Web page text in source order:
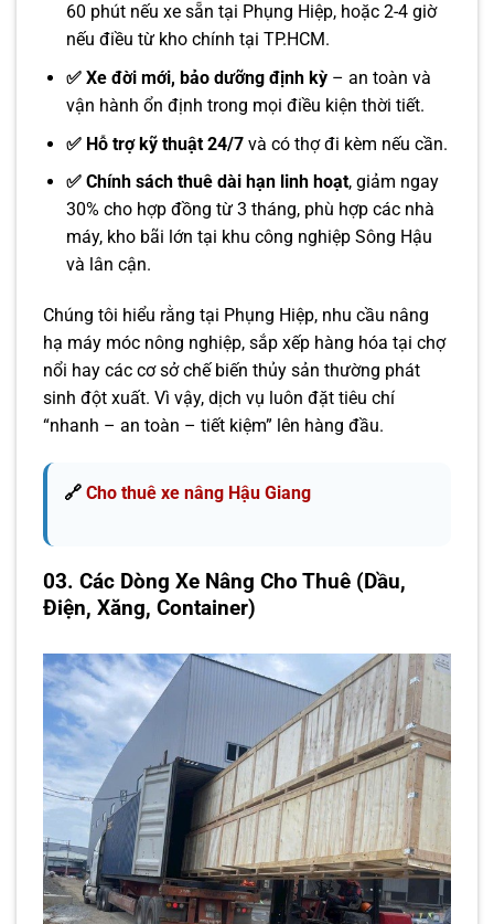
60 phút nếu xe sẵn tại Phụng Hiệp, hoặc 2-4 giờ
nếu điều từ kho chính tại TP.HCM.
✅ Xe đời mới, bảo dưỡng định kỳ– an toàn và
vận hành ổn định trong mọi điều kiện thời tiết.
✅ Hỗ trợ kỹ thuật 24/7và có thợ đi kèm nếu cần.
✅ Chính sách thuê dài hạn linh hoạt, giảm ngay
30% cho hợp đồng từ 3 tháng, phù hợp các nhà
máy, kho bãi lớn tại khu công nghiệp Sông Hậu
và lân cận.
Chúng tôi hiểu rằng tại Phụng Hiệp, nhu cầu nâng
hạ máy móc nông nghiệp, sắp xếp hàng hóa tại chợ
nổi hay các cơ sở chế biến thủy sản thường phát
sinh đột xuất. Vì vậy, dịch vụ luôn đặt tiêu chí
“nhanh – an toàn – tiết kiệm” lên hàng đầu.
🔗 Cho thuê xe nâng Hậu Giang
03. Các Dòng Xe Nâng Cho Thuê (Dầu,
Điện, Xăng, Container)